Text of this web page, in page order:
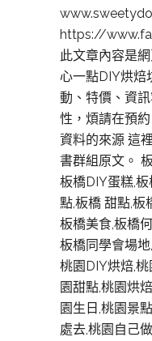
https://
此文章內容是
心一點DIY烘焙
動、特價、資
性，煩請在預
資料的來源 這
書群組原文。
板橋DIY蛋糕,
點,板橋 甜點,板
板橋美食,板橋
板橋同學會場
桃園DIY烘焙,
園甜點,桃園烘
園生日,桃園景
處去,桃園自己